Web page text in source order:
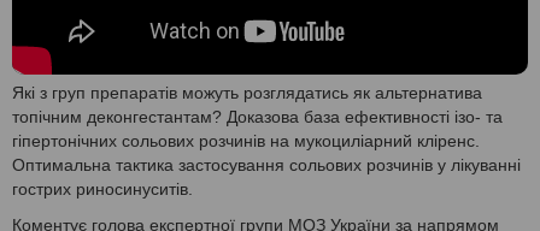
Які з груп препаратів можуть розглядатись як альтернатива
топічним деконгестантам? Доказова база ефективності ізо- та
гіпертонічних сольових розчинів на мукоциліарний кліренс.
Оптимальна тактика застосування сольових розчинів у лікуванні
гострих риносинуситів.
Коментує голова експертної групи МОЗ України за напрямом